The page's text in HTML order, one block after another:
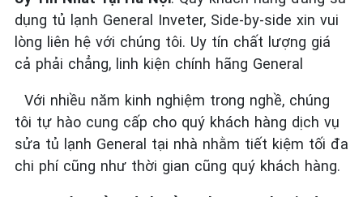
dụng tủ lạnh General Inveter, Side-by-side xin vui
lòng liên hệ với chúng tôi. Uy tín chất lượng giá
cả phải chẳng, linh kiện chính hãng General
Với nhiều năm kinh nghiệm trong nghề, chúng
tôi tự hào cung cấp cho quý khách hàng dịch vụ
sửa tủ lạnh General tại nhà nhằm tiết kiệm tối đa
chi phí cũng như thời gian cũng quý khách hàng.